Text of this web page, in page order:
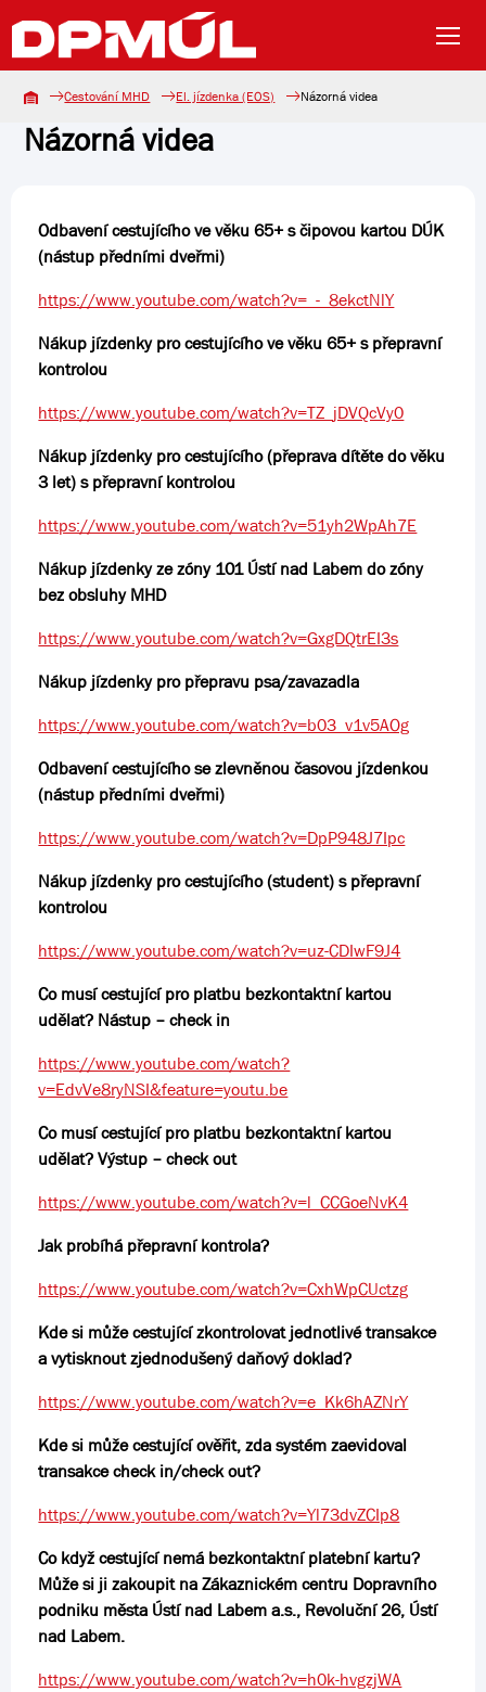
Cestování MHD El. jízdenka (EOS) Názorná videa
Názorná videa
Odbavení cestujícího ve věku 65+ s čipovou kartou DÚK
(nástup předními dveřmi)
https://www.youtube.com/watch?v=_-_8ekctNlY
Nákup jízdenky pro cestujícího ve věku 65+ s přepravní
kontrolou
https://www.youtube.com/watch?v=TZ_jDVQcVy0
Nákup jízdenky pro cestujícího (přeprava dítěte do věku
3 let) s přepravní kontrolou
https://www.youtube.com/watch?v=51yh2WpAh7E
Nákup jízdenky ze zóny 101 Ústí nad Labem do zóny
bez obsluhy MHD
https://www.youtube.com/watch?v=GxgDQtrEI3s
Nákup jízdenky pro přepravu psa/zavazadla
https://www.youtube.com/watch?v=b03_v1v5AOg
Odbavení cestujícího se zlevněnou časovou jízdenkou
(nástup předními dveřmi)
https://www.youtube.com/watch?v=DpP948J7Ipc
Nákup jízdenky pro cestujícího (student) s přepravní
kontrolou
https://www.youtube.com/watch?v=uz-CDIwF9J4
Co musí cestující pro platbu bezkontaktní kartou
udělat? Nástup – check in
https://www.youtube.com/watch?
v=EdvVe8ryNSI&feature=youtu.be
Co musí cestující pro platbu bezkontaktní kartou
udělat? Výstup – check out
https://www.youtube.com/watch?v=l_CCGoeNvK4
Jak probíhá přepravní kontrola?
https://www.youtube.com/watch?v=CxhWpCUctzg
Kde si může cestující zkontrolovat jednotlivé transakce
a vytisknout zjednodušený daňový doklad?
https://www.youtube.com/watch?v=e_Kk6hAZNrY
Kde si může cestující ověřit, zda systém zaevidoval
transakce check in/check out?
https://www.youtube.com/watch?v=Yl73dvZCIp8
Co když cestující nemá bezkontaktní platební kartu?
Může si ji zakoupit na Zákaznickém centru Dopravního
podniku města Ústí nad Labem a.s., Revoluční 26, Ústí
nad Labem.
https://www.youtube.com/watch?v=h0k-hvgzjWA